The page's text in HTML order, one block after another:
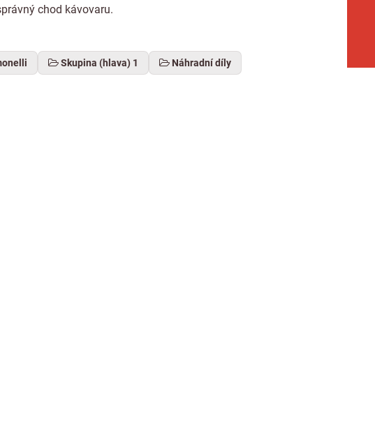
chod kávovaru.
Skupina (hlava) 1 Náhradní díly